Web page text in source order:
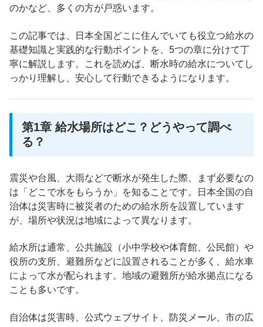
のかなど、多くの方が戸惑います。
この記事では、日本全国どこに住んでいても役立つ給水の
基礎知識と実践的な行動ポイントを、5つの章に分けて丁
寧に解説します。これを読めば、断水時の給水についてし
っかり理解し、安心して行動できるようになります。
第1章 給水場所はどこ？どうやって調べ
る？
震災や台風、大雨などで断水が発生した際、まず必要なの
は「どこで水をもらうか」を知ることです。日本全国の自
治体は災害時に被災者のための給水所を設置しています
が、場所や状況は地域によって異なります。
給水所は通常、公共施設（小中学校や体育館、公民館）や
役所の支所、避難所などに設置されることが多く、給水車
によって水が配られます。地域の避難所が給水拠点になる
ことも多いです。
自治体は災害時、公式ウェブサイト、防災メール、市の広